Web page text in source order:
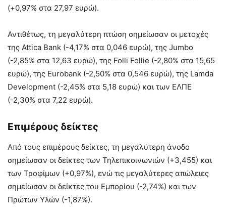
(+0,97% στα 27,97 ευρώ).
Αντιθέτως, τη μεγαλύτερη πτώση σημείωσαν οι μετοχές
της Attica Bank (-4,17% στα 0,046 ευρώ), της Jumbo
(-2,85% στα 12,63 ευρώ), της Folli Follie (-2,80% στα 15,65
ευρώ), της Eurobank (-2,50% στα 0,546 ευρώ), της Lamda
Development (-2,45% στα 5,18 ευρώ) και των ΕΛΠΕ
(-2,30% στα 7,22 ευρώ).
Επιμέρους δείκτες
Από τους επιμέρους δείκτες, τη μεγαλύτερη άνοδο
σημείωσαν οι δείκτες των Τηλεπικοινωνιών (+3,455) και
των Τροφίμων (+0,97%), ενώ τις μεγαλύτερες απώλειες
σημείωσαν οι δείκτες του Εμπορίου (-2,74%) και των
Πρώτων Υλών (-1,87%).